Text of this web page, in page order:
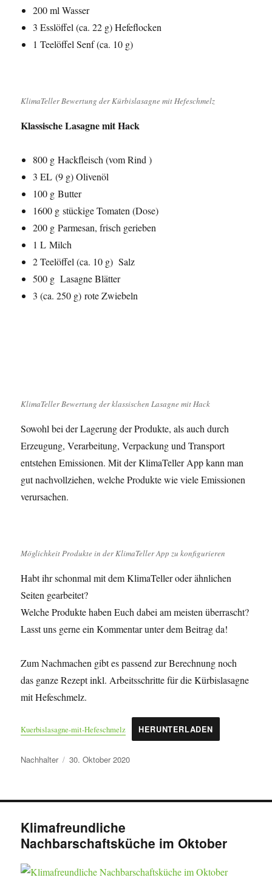
200 ml Wasser
3 Esslöffel (ca. 22 g) Hefeflocken
1 Teelöffel Senf (ca. 10 g)
KlimaTeller Bewertung der Kürbislasagne mit Hefeschmelz
Klassische Lasagne mit Hack
800 g Hackfleisch (vom Rind )
3 EL (9 g) Olivenöl
100 g Butter
1600 g stückige Tomaten (Dose)
200 g Parmesan, frisch gerieben
1 L Milch
2 Teelöffel (ca. 10 g) Salz
500 g Lasagne Blätter
3 (ca. 250 g) rote Zwiebeln
KlimaTeller Bewertung der klassischen Lasagne mit Hack
Sowohl bei der Lagerung der Produkte, als auch durch
Erzeugung, Verarbeitung, Verpackung und Transport
entstehen Emissionen. Mit der KlimaTeller App kann man
gut nachvollziehen, welche Produkte wie viele Emissionen
verursachen.
Möglichkeit Produkte in der KlimaTeller App zu konfigurieren
Habt ihr schonmal mit dem KlimaTeller oder ähnlichen
Seiten gearbeitet?
Welche Produkte haben Euch dabei am meisten überrascht?
Lasst uns gerne ein Kommentar unter dem Beitrag da!
Zum Nachmachen gibt es passend zur Berechnung noch
das ganze Rezept inkl. Arbeitsschritte für die Kürbislasagne
mit Hefeschmelz.
Kuerbislasagne-mit-Hefeschmelz HERUNTERLADEN
Autor
Nachhalter
Veröffentlicht
30. Oktober 2020
Klimafreundliche
Nachbarschaftsküche im Oktober